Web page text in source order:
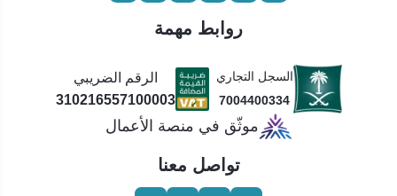
روابط مهمة
السجل التجاري
7004400334
الرقم الضريبي
310216557100003
موثّق في منصة الأعمال
تواصل معنا